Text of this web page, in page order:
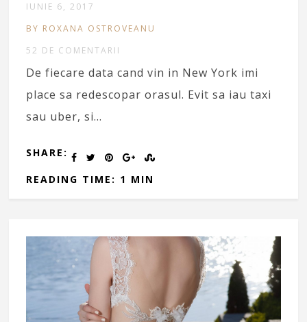
IUNIE 6, 2017
BY ROXANA OSTROVEANU
52 DE COMENTARII
De fiecare data cand vin in New York imi
place sa redescopar orasul. Evit sa iau taxi
sau uber, si…
SHARE:
READING TIME: 1 MIN